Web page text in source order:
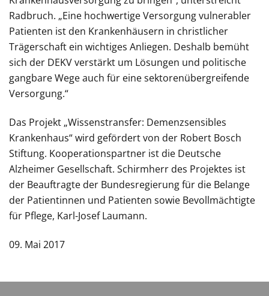
Radbruch. „Eine hochwertige Versorgung vulnerabler
Patienten ist den Krankenhäusern in christlicher
Trägerschaft ein wichtiges Anliegen. Deshalb bemüht
sich der DEKV verstärkt um Lösungen und politische
gangbare Wege auch für eine sektorenübergreifende
Versorgung.“
Das Projekt „Wissenstransfer: Demenzsensibles
Krankenhaus“ wird gefördert von der Robert Bosch
Stiftung. Kooperationspartner ist die Deutsche
Alzheimer Gesellschaft. Schirmherr des Projektes ist
der Beauftragte der Bundesregierung für die Belange
der Patientinnen und Patienten sowie Bevollmächtigte
für Pflege, Karl-Josef Laumann.
09. Mai 2017